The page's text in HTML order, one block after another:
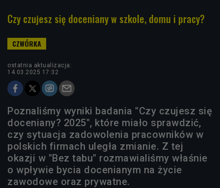
Czy czujesz się doceniany w szkole, domu i pracy?
ostatnia aktualizacja:
14.03.2025 17:32
Poznaliśmy wyniki badania "Czy czujesz się
doceniany? 2025", które miało sprawdzić,
czy sytuacja zadowolenia pracowników w
polskich firmach uległa zmianie. Z tej
okazji w "Bez tabu" rozmawialiśmy właśnie
o wpływie bycia docenianym na życie
zawodowe oraz prywatne.